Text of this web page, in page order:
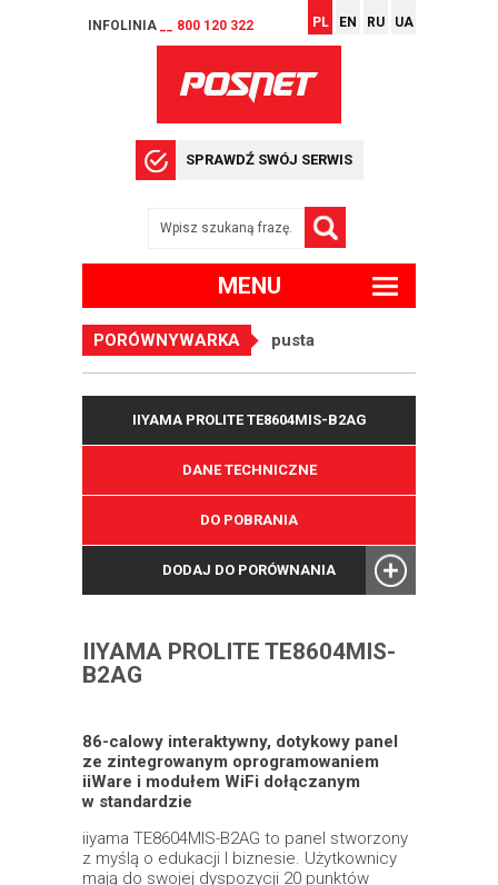
INFOLINIA __ 800 120 322 PL EN RU UA
SPRAWDŹ SWÓJ SERWIS
MENU
PORÓWNYWARKA pusta
IIYAMA PROLITE TE8604MIS-B2AG
DANE TECHNICZNE
DO POBRANIA
DODAJ DO PORÓWNANIA
IIYAMA PROLITE TE8604MIS-
B2AG
86-calowy interaktywny, dotykowy panel
ze zintegrowanym oprogramowaniem
iiWare i modułem WiFi dołączanym
w standardzie
iiyama TE8604MIS-B2AG to panel stworzony
z myślą o edukacji I biznesie. Użytkownicy
mają do swojej dyspozycji 20 punktów